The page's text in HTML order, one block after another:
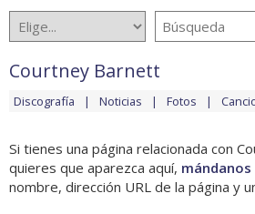
Courtney Barnett
Discografía Noticias Fotos
Si tienes una página relacionada con
quieres que aparezca aquí,
nombre, dirección URL de la página y